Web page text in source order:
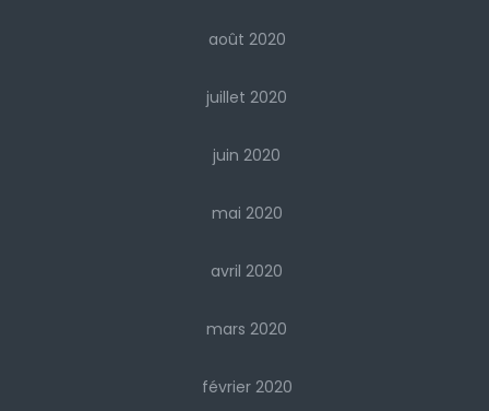
août 2020
juillet 2020
juin 2020
mai 2020
avril 2020
mars 2020
février 2020